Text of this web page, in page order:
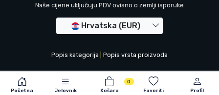
Početna Jelovnik Košara
0
Favoriti
Profil
Naše cijene uključuju PDV ovisno o zemlji isporuke
Hrvatska (EUR)
Popis kategorija Popis vrsta proizvoda